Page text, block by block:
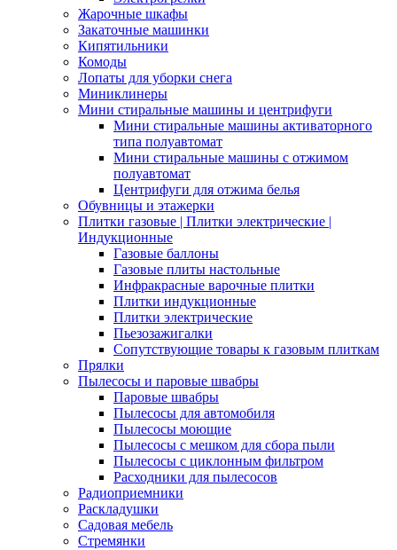
Жарочные шкафы
Закаточные машинки
Кипятильники
Комоды
Лопаты для уборки снега
Миниклинеры
Мини стиральные машины и центрифуги
Мини стиральные машины активаторного
типа полуавтомат
Мини стиральные машины с отжимом
полуавтомат
Центрифуги для отжима белья
Обувницы и этажерки
Плитки газовые | Плитки электрические |
Индукционные
Газовые баллоны
Газовые плиты настольные
Инфракрасные варочные плитки
Плитки индукционные
Плитки электрические
Пьезозажигалки
Сопутствующие товары к газовым плиткам
Прялки
Пылесосы и паровые швабры
Паровые швабры
Пылесосы для автомобиля
Пылесосы моющие
Пылесосы с мешком для сбора пыли
Пылесосы с циклонным фильтром
Расходники для пылесосов
Радиоприемники
Раскладушки
Садовая мебель
Стремянки